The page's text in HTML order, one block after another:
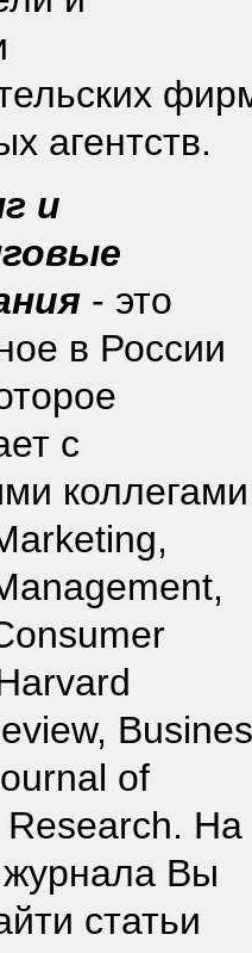
агентств.
и
- это
в России
с
of
На
журнала Вы
статьи